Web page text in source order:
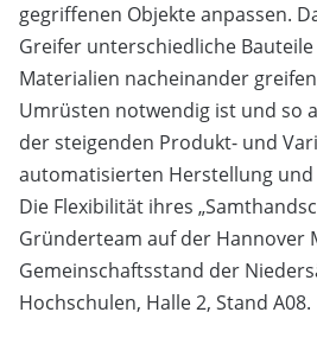
gegriffenen Objekte anpassen.
Greifer unterschiedliche
Materialien nacheinander
Umrüsten notwendig ist und so
der steigenden Produkt- und
automatisierten Herstellung und
Die Flexibilität ihres
Gründerteam auf der Hannover
Gemeinschaftsstand der
Hochschulen, Halle 2, Stand A08.